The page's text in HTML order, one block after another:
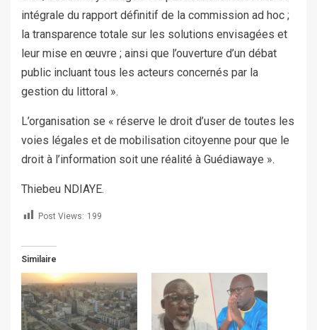
intégrale du rapport définitif de la commission ad hoc ;
la transparence totale sur les solutions envisagées et
leur mise en œuvre ; ainsi que l’ouverture d’un débat
public incluant tous les acteurs concernés par la
gestion du littoral ».
L’organisation se « réserve le droit d’user de toutes les
voies légales et de mobilisation citoyenne pour que le
droit à l’information soit une réalité à Guédiawaye ».
Thiebeu NDIAYE.
Post Views: 199
Similaire